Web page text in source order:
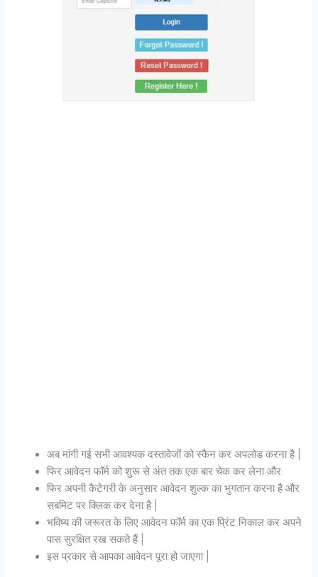
अब मांगी गई सभी आवश्यक दस्तावेजों को स्कैन कर अपलोड करना है |
फिर आवेदन फॉर्म को शुरू से अंत तक एक बार चेक कर लेना और
फिर अपनी कैटेगरी के अनुसार आवेदन शुल्क का भुगतान करना है और
सबमिट पर क्लिक कर देना है |
भविष्य की जरूरत के लिए आवेदन फॉर्म का एक प्रिंट निकाल कर अपने
पास सुरक्षित रख सकते हैं |
इस प्रकार से आपका आवेदन पूरा हो जाएगा |